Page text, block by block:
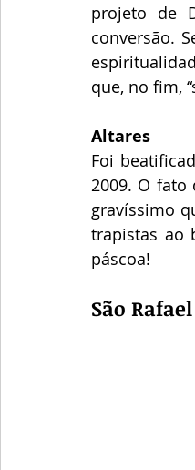
projeto de
conversão.
que, no fim,
Altares
Foi
2009. O
gravíssimo
trapistas ao
páscoa!
São